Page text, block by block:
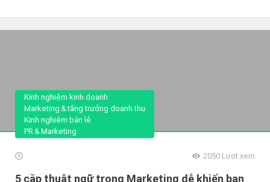
Kinh nghiệm kinh doanh
Marketing & tăng trưởng doanh thu
Kinh nghiệm bán lẻ
PR & Marketing
2050 Lượt xem
5 cặp thuật ngữ trong Marketing dễ khiến bạn